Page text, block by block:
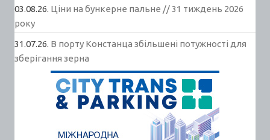
03.08.26. Ціни на бункерне пальне // 31 тиждень 2026
року
31.07.26. В порту Констанца збільшені потужності для
зберігання зерна